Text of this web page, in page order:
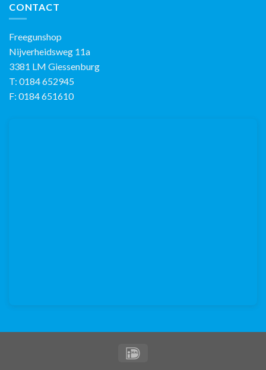
CONTACT
Freegunshop
Nijverheidsweg 11a
3381 LM Giessenburg
T: 0184 652945
F: 0184 651610